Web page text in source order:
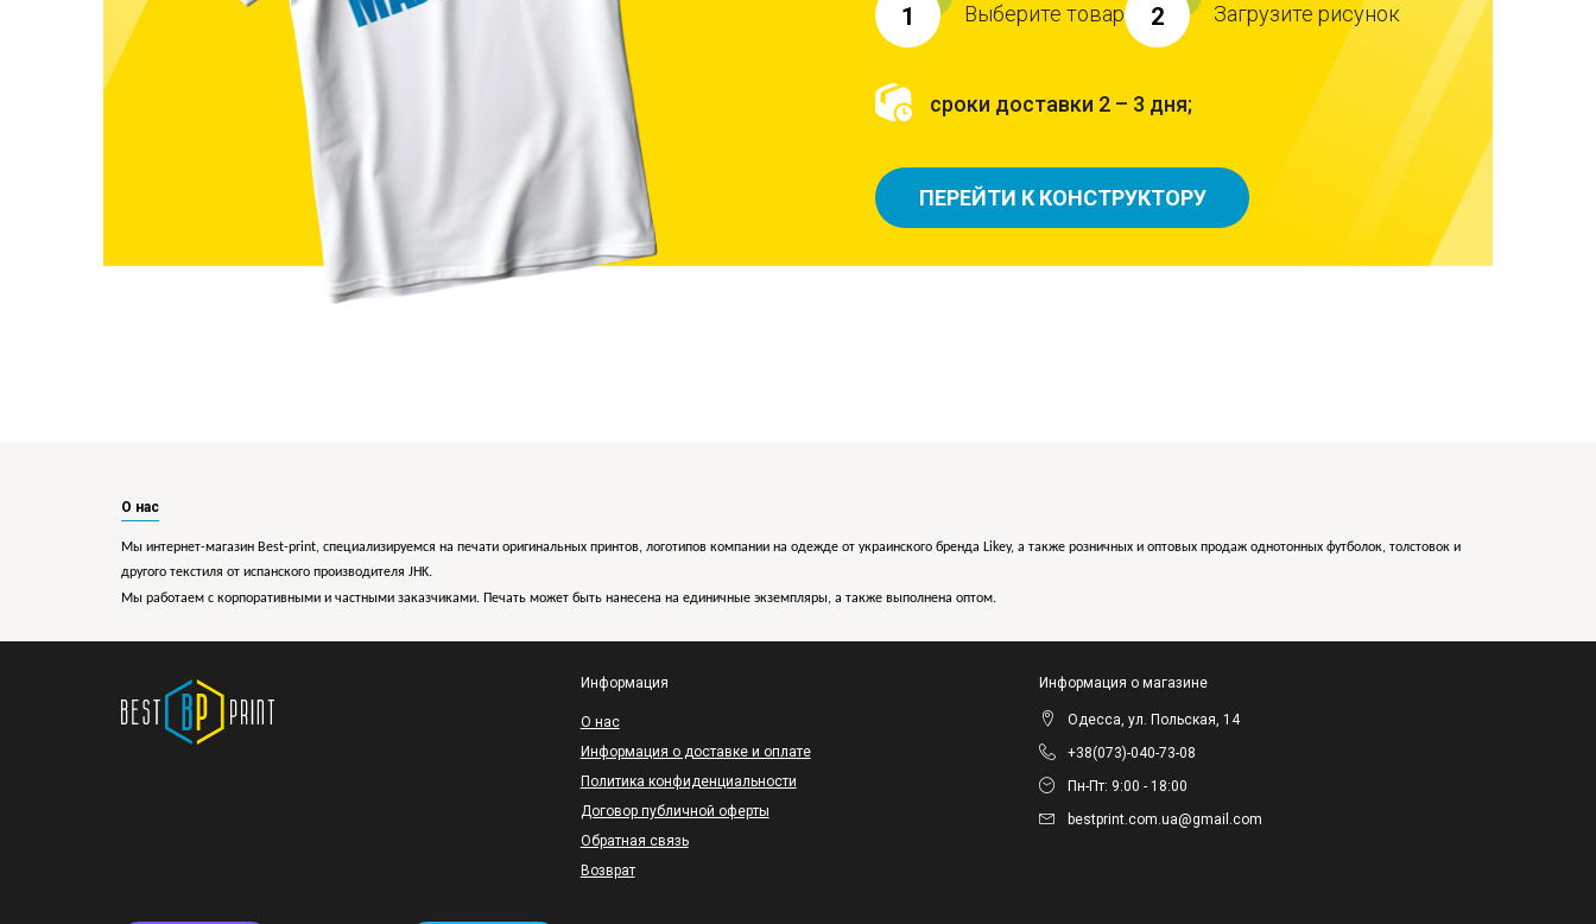
1 Выберите товар 2 Загрузите рисунок
сроки доставки 2 – 3 дня;
ПЕРЕЙТИ К КОНСТРУКТОРУ
О нас
Мы интернет-магазин Best-print, специализируемся на печати оригинальных принтов, логотипов компании на одежде от украинского бренда Likey, а также розничных и оптовых продаж однотонных футболок, толстовок и
другого текстиля от испанского производителя JHK.
Мы работаем с корпоративными и частными заказчиками. Печать может быть нанесена на единичные экземпляры, а также выполнена оптом.
Информация
O нас
Информация о доставке и оплате
Политика конфиденциальности
Договор публичной оферты
Обратная связь
Возврат
Информация о магазине
Одесса, ул. Польская, 14
+38(073)-040-73-08
Пн-Пт: 9:00 - 18:00
bestprint.com.ua@gmail.com